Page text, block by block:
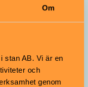
Om
stan AB. Vi är en
och
genom
fram till i dag.